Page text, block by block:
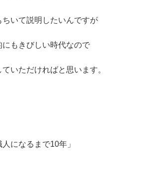
いて説明したいんですが
にもきびしい時代なので
ていただければと思います。
になるまで10年」